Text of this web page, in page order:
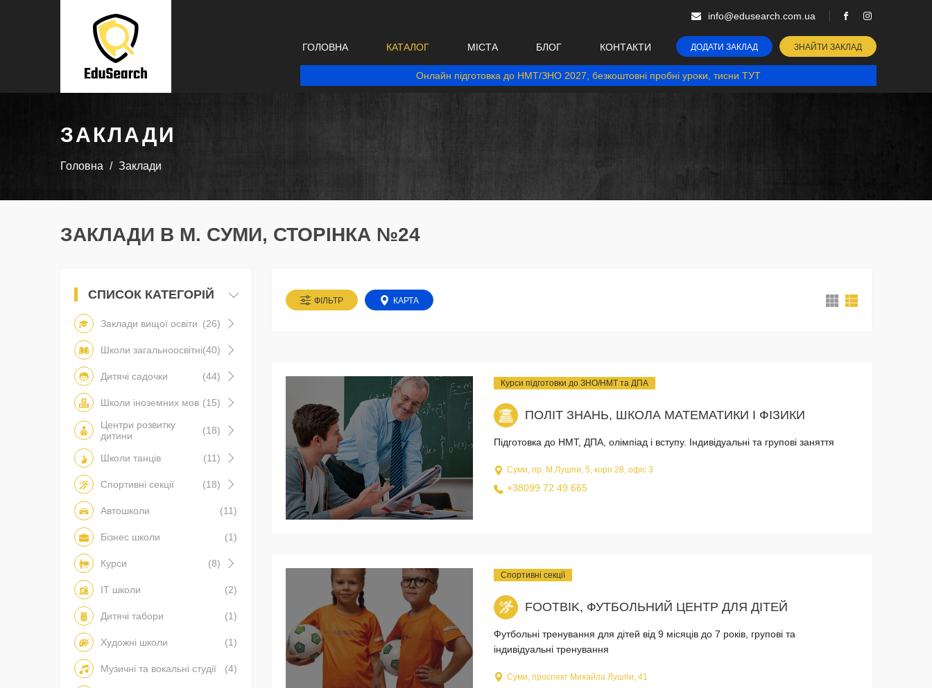
info@edusearch.com.ua
ГОЛОВНА КАТАЛОГ МІСТА БЛОГ КОНТАКТИ ДОДАТИ ЗАКЛАД ЗНАЙТИ ЗАКЛАД
Онлайн підготовка до НМТ/ЗНО 2027, безкоштовні пробні уроки, тисни ТУТ
ЗАКЛАДИ
Головна Заклади
ЗАКЛАДИ В М. СУМИ, СТОРІНКА №24
ФІЛЬТР КАРТА
Курси підготовки до ЗНО/НМТ та ДПА
ПОЛІТ ЗНАНЬ, ШКОЛА МАТЕМАТИКИ І ФІЗИКИ
Підготовка до НМТ, ДПА, олімпіад і вступу. Індивідуальні та групові заняття
Суми, пр. М.Лушпи, 5, корп 28, офіс 3
+38099 72 49 665
Спортивні секції
FOOTBIK, ФУТБОЛЬНИЙ ЦЕНТР ДЛЯ ДІТЕЙ
Футбольні тренування для дітей від 9 місяців до 7 років, групові та
індивідуальні тренування
Суми, проспект Михайла Лушпи, 41
СПИСОК КАТЕГОРІЙ
Заклади вищої освіти (26)
Школи загальноосвітні(40)
Дитячі садочки (44)
Школи іноземних мов (15)
Центри розвитку
дитини
(18)
Школи танців (11)
Спортивні секції (18)
Автошколи (11)
Бізнес школи (1)
Курси (8)
IT школи (2)
Дитячі табори (1)
Художні школи (1)
Музичні та вокальні студії (4)